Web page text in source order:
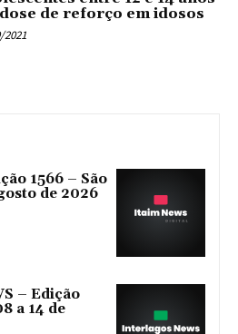
de reforço em idosos
2021
1566 – São
de 2026
– Edição
a 14 de